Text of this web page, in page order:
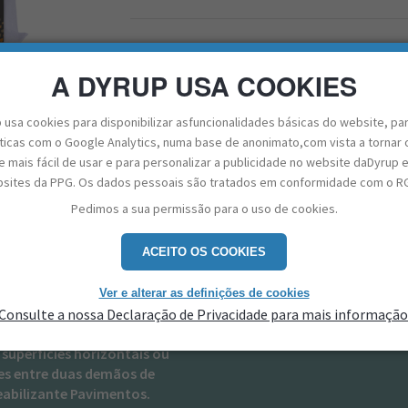
ANTI-FILTRAÇÕES - TELA DE
por fibras de poliéster para
Telhados e
de fissuras ou defeitos de
suporte contra os
das reparações para
horizontais ou
entre duas demãos de
Pavimentos.
get_app
A DYRUP USA COOKIES
usa cookies para disponibilizar asfuncionalidades básicas do website,
com o Google Analytics, numa base de anonimato,com vista a tornar
mais fácil de usar e para personalizar a publicidade no website daDyrup
da PPG. Os dados pessoais são tratados em conformidade com o
Pedimos a sua permissão para o uso de cookies.
ACEITO OS COOKIES
Ver e alterar as definições de cookies
a nossa Declaração de Privacidade para mais